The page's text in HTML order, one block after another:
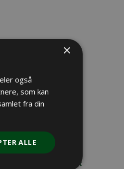
Drivjagt
×
også
som kan
fra din
ALLE